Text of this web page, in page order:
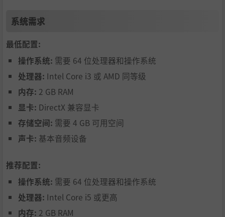
买卖或租借球员，为您目标组建最佳阵容。市场动态、合
同谈判与时机把握都至关重要。
球员发展与士气管理
系统需求
最低配置:
操作系统: 需要 64 位处理器和操作系统
处理器: Intel Core i3 或 AMD 同等级
内存: 2 GB RAM
显卡: DirectX 兼容显卡
存储空间: 需要 4 GB 可用空间
声卡: 基本音频设备
推荐配置:
操作系统: 需要 64 位处理器和操作系统
处理器: Intel Core i5 或更高
内存: 2 GB RAM